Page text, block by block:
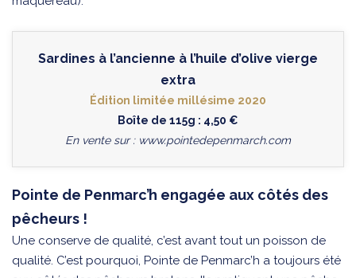
Sardines à l’ancienne à l’huile d’olive vierge
extra
Édition limitée millésime 2020
Boîte de 115g : 4,50 €
En vente sur : www.pointedepenmarch.com
Pointe de Penmarc’h engagée aux côtés des
pêcheurs !
Une conserve de qualité, c’est avant tout un poisson de
qualité. C’est pourquoi, Pointe de Penmarc’h a toujours été